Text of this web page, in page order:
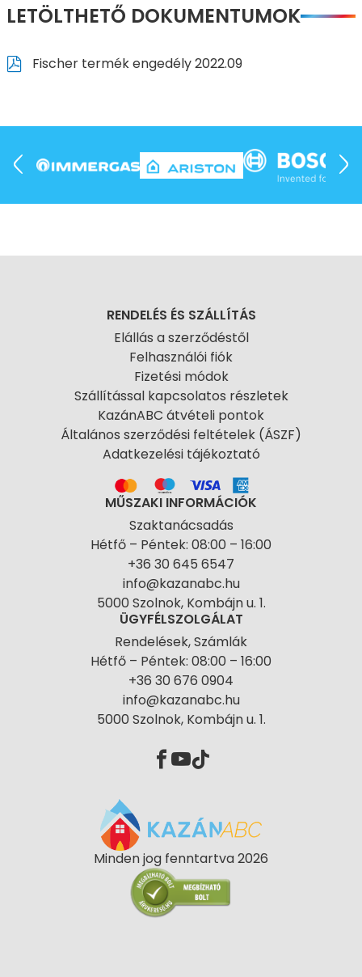
LETÖLTHETŐ DOKUMENTUMOK
Fischer termék engedély 2022.09
RENDELÉS ÉS SZÁLLÍTÁS
Elállás a szerződéstől
Felhasználói fiók
Fizetési módok
Szállítással kapcsolatos részletek
KazánABC átvételi pontok
Általános szerződési feltételek (ÁSZF)
Adatkezelési tájékoztató
MŰSZAKI INFORMÁCIÓK
Szaktanácsadás
Hétfő – Péntek: 08:00 – 16:00
+36 30 645 6547
info@kazanabc.hu
5000 Szolnok, Kombájn u. 1.
ÜGYFÉLSZOLGÁLAT
Rendelések, Számlák
Hétfő – Péntek: 08:00 – 16:00
+36 30 676 0904
info@kazanabc.hu
5000 Szolnok, Kombájn u. 1.
Minden jog fenntartva 2026